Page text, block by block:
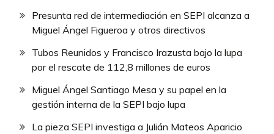
Presunta red de intermediación en SEPI alcanza a
Miguel Ángel Figueroa y otros directivos
Tubos Reunidos y Francisco Irazusta bajo la lupa
por el rescate de 112,8 millones de euros
Miguel Ángel Santiago Mesa y su papel en la
gestión interna de la SEPI bajo lupa
La pieza SEPI investiga a Julián Mateos Aparicio